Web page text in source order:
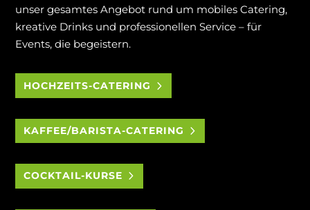
unser gesamtes Angebot rund um mobiles Catering,
kreative Drinks und professionellen Service – für
Events, die begeistern.
HOCHZEITS-CATERING
KAFFEE/BARISTA-CATERING
COCKTAIL-KURSE